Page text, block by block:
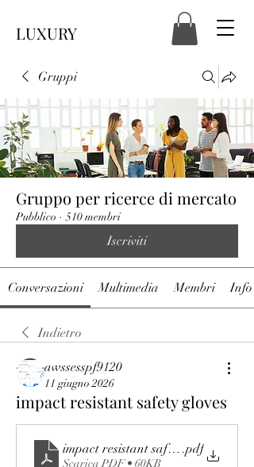
LUXURY
Gruppi
Gruppo per ricerce di mercato
Pubblico · 510 membri
Iscriviti
Conversazioni Multimedia Membri Info
Indietro
awssesspf9120
11 giugno 2026
impact resistant safety gloves
impact resistant safety gloves
.pdf
Scarica PDF • 60KB